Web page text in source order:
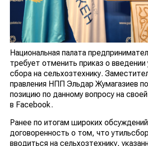
Национальная палата
требует отменить приказ о введении
сбора на сельхозтехнику.
правления НПП Эльдар Жумагазиев
позицию по данному вопросу на
в Facebook.
Ранее по итогам широких
договоренность о том, что
вводиться на сельхозтехнику,